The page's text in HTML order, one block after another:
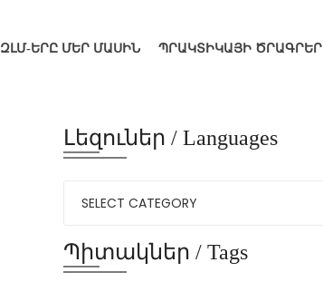
ԶԼՄ-ԵՐԸ ՄԵՐ ՄԱՍԻՆ ՊՐԱԿՏԻԿԱՅԻ ԾՐԱԳՐԵՐ
Լեզուներ / Languages
Պիտակներ / Tags